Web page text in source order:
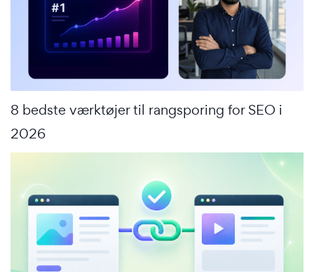
8 bedste værktøjer til rangsporing for SEO i
2026